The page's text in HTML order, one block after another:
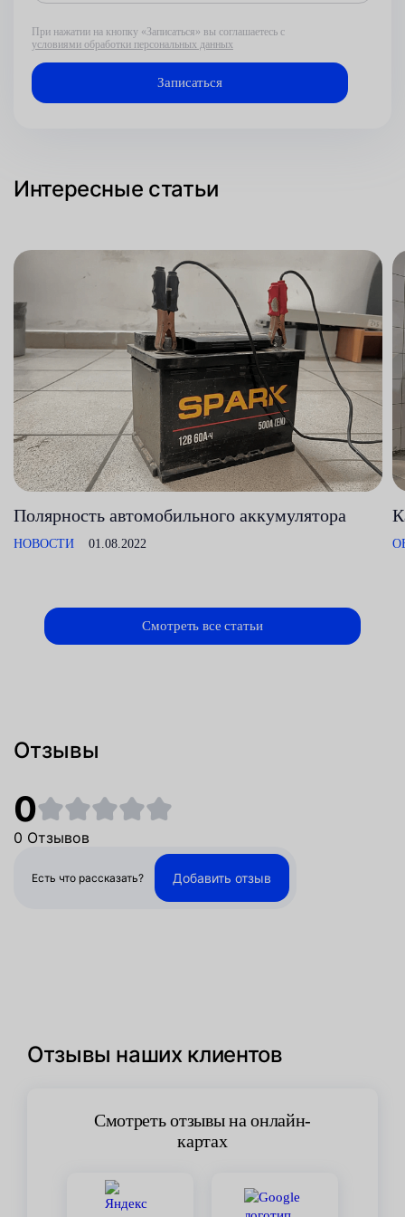
При нажатии на кнопку «Записаться» вы соглашаетесь с
условиями обработки персональных данных
Интересные статьи
Полярность автомобильного аккумулятора
НОВОСТИ 01.08.2022
Смотреть все статьи
Отзывы
0
0 Отзывов
Есть что рассказать? Добавить отзыв
Отзывы наших клиентов
Смотреть отзывы на онлайн-
картах